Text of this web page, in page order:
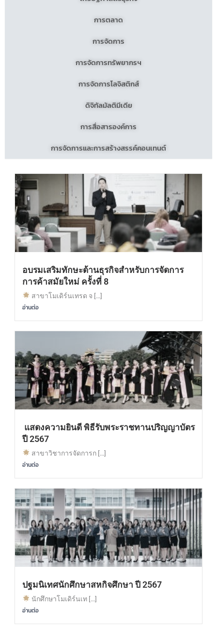
การตลาด
การจัดการ
การจัดการทรัพยากรฯ
การจัดการโลจิสติกส์
ดิจิทัลมัลติมีเดีย
การสื่อสารองค์การ
การจัดการและการสร้างสรรค์คอนเทนต์
อบรมเสริมทักษะด้านธุรกิจสำหรับการจัดการ
การค้าสมัยใหม่ ครั้งที่ 8
สาขาโมเดิร์นเทรด จ […]
อ่านต่อ
แสดงความยินดี พิธีรับพระราชทานปริญญาบัตร
ปี 2567
สาขาวิชาการจัดการก […]
อ่านต่อ
ปฐมนิเทศนักศึกษาสหกิจศึกษา ปี 2567
นักศึกษาโมเดิร์นเท […]
อ่านต่อ